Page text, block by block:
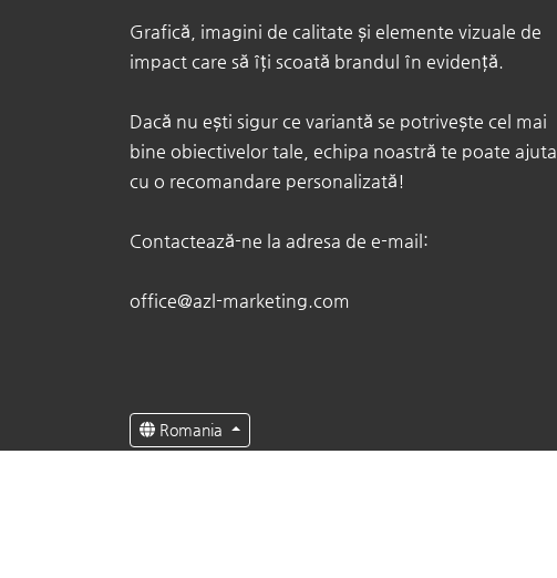
Grafică, imagini de calitate și elemente vizuale de
impact care să îți scoată brandul în evidență.
Dacă nu ești sigur ce variantă se potrivește cel mai
bine obiectivelor tale, echipa noastră te poate ajuta
cu o recomandare personalizată!
Contactează-ne la adresa de e-mail:
office@azl-marketing.com
Romania